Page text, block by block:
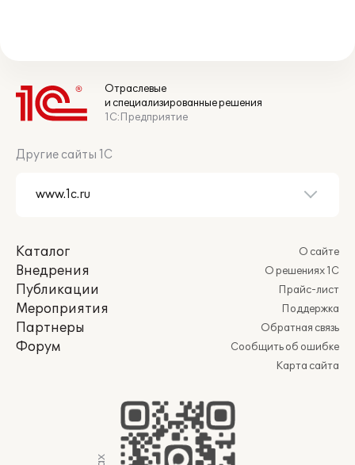
Отраслевые
и специализированные решения
1С:Предприятие
Другие сайты 1С
Каталог
Внедрения
Публикации
Мероприятия
Партнеры
Форум
О сайте
О решениях 1С
Прайс-лист
Поддержка
Обратная связь
Сообщить об ошибке
Карта сайта